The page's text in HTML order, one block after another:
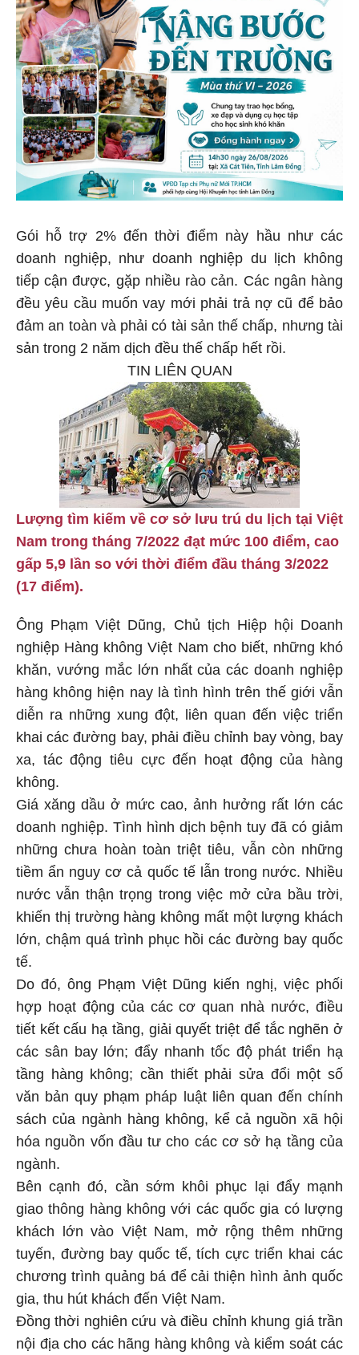
Gói hỗ trợ 2% đến thời điểm này hầu như các
doanh nghiệp, như doanh nghiệp du lịch không
tiếp cận được, gặp nhiều rào cản. Các ngân hàng
đều yêu cầu muốn vay mới phải trả nợ cũ để bảo
đảm an toàn và phải có tài sản thế chấp, nhưng tài
sản trong 2 năm dịch đều thế chấp hết rồi.
TIN LIÊN QUAN
Lượng tìm kiếm về cơ sở lưu trú du lịch tại Việt
Nam trong tháng 7/2022 đạt mức 100 điểm, cao
gấp 5,9 lần so với thời điểm đầu tháng 3/2022
(17 điểm).
Ông Phạm Việt Dũng, Chủ tịch Hiệp hội Doanh
nghiệp Hàng không Việt Nam cho biết, những khó
khăn, vướng mắc lớn nhất của các doanh nghiệp
hàng không hiện nay là tình hình trên thế giới vẫn
diễn ra những xung đột, liên quan đến việc triển
khai các đường bay, phải điều chỉnh bay vòng, bay
xa, tác động tiêu cực đến hoạt động của hàng
không.
Giá xăng dầu ở mức cao, ảnh hưởng rất lớn các
doanh nghiệp. Tình hình dịch bệnh tuy đã có giảm
những chưa hoàn toàn triệt tiêu, vẫn còn những
tiềm ẩn nguy cơ cả quốc tế lẫn trong nước. Nhiều
nước vẫn thận trọng trong việc mở cửa bầu trời,
khiến thị trường hàng không mất một lượng khách
lớn, chậm quá trình phục hồi các đường bay quốc
tế.
Do đó, ông Phạm Việt Dũng kiến nghị, việc phối
hợp hoạt động của các cơ quan nhà nước, điều
tiết kết cấu hạ tầng, giải quyết triệt để tắc nghẽn ở
các sân bay lớn; đẩy nhanh tốc độ phát triển hạ
tầng hàng không; cần thiết phải sửa đổi một số
văn bản quy phạm pháp luật liên quan đến chính
sách của ngành hàng không, kể cả nguồn xã hội
hóa nguồn vốn đầu tư cho các cơ sở hạ tầng của
ngành.
Bên cạnh đó, cần sớm khôi phục lại đẩy mạnh
giao thông hàng không với các quốc gia có lượng
khách lớn vào Việt Nam, mở rộng thêm những
tuyến, đường bay quốc tế, tích cực triển khai các
chương trình quảng bá để cải thiện hình ảnh quốc
gia, thu hút khách đến Việt Nam.
Đồng thời nghiên cứu và điều chỉnh khung giá trần
nội địa cho các hãng hàng không và kiểm soát các